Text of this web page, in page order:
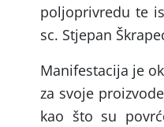
poljoprivredu te
sc. Stjepan
Manifestacija je
za svoje
kao što su